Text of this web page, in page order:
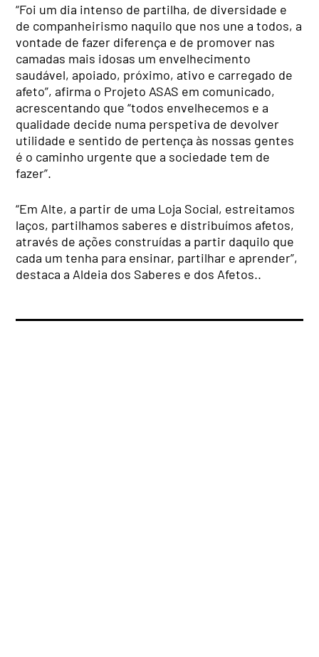
“Foi um dia intenso de partilha, de diversidade e
de companheirismo naquilo que nos une a todos, a
vontade de fazer diferença e de promover nas
camadas mais idosas um envelhecimento
saudável, apoiado, próximo, ativo e carregado de
afeto”, afirma o Projeto ASAS em comunicado,
acrescentando que “todos envelhecemos e a
qualidade decide numa perspetiva de devolver
utilidade e sentido de pertença às nossas gentes
é o caminho urgente que a sociedade tem de
fazer”.
“Em Alte, a partir de uma Loja Social, estreitamos
laços, partilhamos saberes e distribuímos afetos,
através de ações construídas a partir daquilo que
cada um tenha para ensinar, partilhar e aprender”,
destaca a Aldeia dos Saberes e dos Afetos..